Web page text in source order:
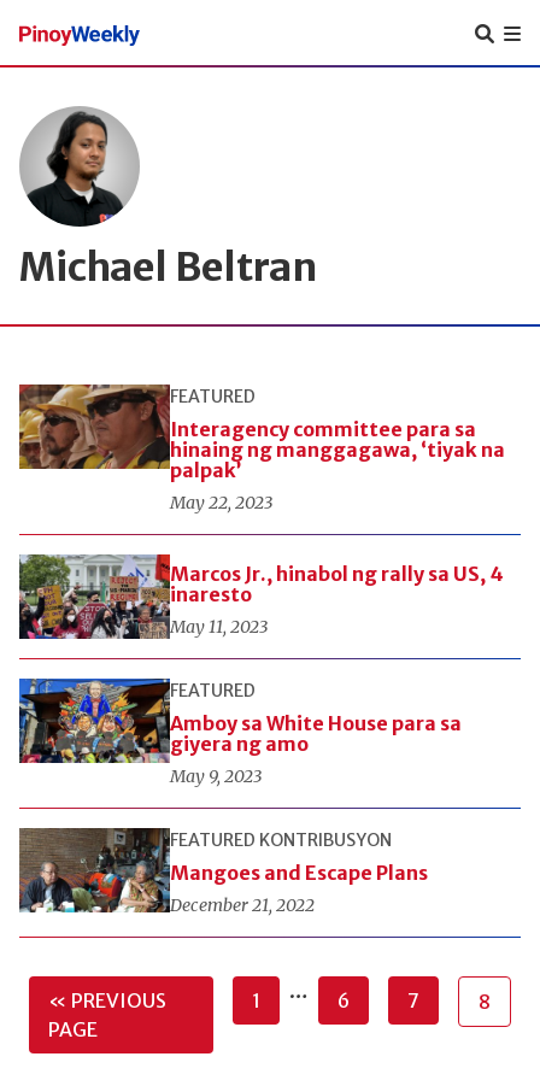
Pinoy
Weekly
Michael Beltran
FEATURED
Interagency committee para sa
hinaing ng manggagawa, ‘tiyak na
palpak’
May 22, 2023
Marcos Jr., hinabol ng rally sa US, 4
inaresto
May 11, 2023
FEATURED
Amboy sa White House para sa
giyera ng amo
May 9, 2023
FEATURED KONTRIBUSYON
Mangoes and Escape Plans
December 21, 2022
« PREVIOUS
PAGE
1 … 6 7 8